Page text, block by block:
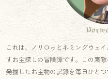
これは、ノリロゥとネミングウェ
すお宝探しの冒険譚です。この素
発掘したお宝物の記録を毎日ひと